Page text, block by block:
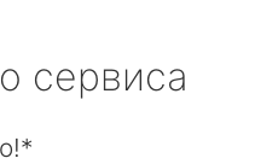
сервиса